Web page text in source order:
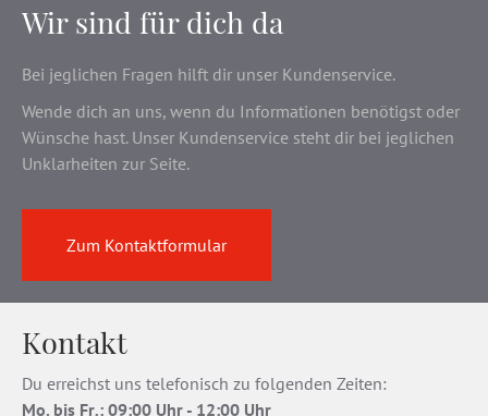
Wir sind für dich da
Bei jeglichen Fragen hilft dir unser Kundenservice.
Wende dich an uns, wenn du Informationen benötigst oder
Wünsche hast. Unser Kundenservice steht dir bei jeglichen
Unklarheiten zur Seite.
Zum Kontaktformular
Kontakt
Du erreichst uns telefonisch zu folgenden Zeiten:
Mo. bis Fr.: 09:00 Uhr - 12:00 Uhr